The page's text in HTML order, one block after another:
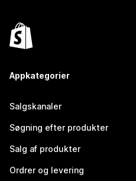
Appkategorier
Salgskanaler
Søgning efter produkter
Salg af produkter
Ordrer og levering